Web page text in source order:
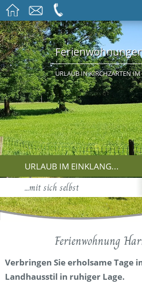
URLAUB IN KIRCHZARTEN
URLAUB IM EINKLANG...
...mit sich selbst
Ferienwohnung
Verbringen Sie erholsame Tage
Landhausstil in ruhiger Lage.